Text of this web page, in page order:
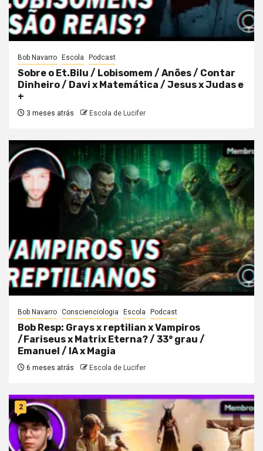
Bob Navarro Escola Podcast
Sobre o Et.Bilu / Lobisomem / Anões / Contar
Dinheiro / Davi x Matemática / Jesus x Judas e
+
3 meses atrás Escola de Lucifer
Bob Navarro Conscienciologia Escola Podcast
Bob Resp: Grays x reptilian x Vampiros
/Fariseus x Matrix Eterna? / 33° grau /
Emanuel / IA x Magia
6 meses atrás Escola de Lucifer
2